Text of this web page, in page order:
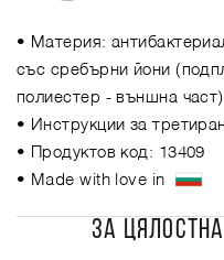
• Материя:
със сребърни йони
полиестер - външна част)
• Инструкции за
• Продуктов код: 13409
• Made with love in
ЗА